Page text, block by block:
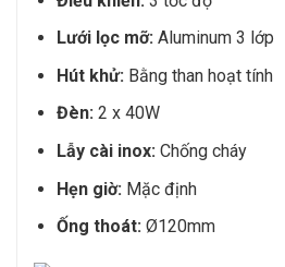
Lưới lọc mỡ: Aluminum 3 lớp
Hút khử: Bằng than hoạt tính
Đèn: 2 x 40W
Lẫy cài inox: Chống cháy
Hẹn giờ: Mặc định
Ống thoát: Ø120mm